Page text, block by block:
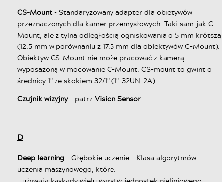
CS-Mount- Standaryzowany adapter dla obietywów
przeznaczonych dla kamer przemysłowych. Taki sam jak C-
Mount, ale z tylną odległością ogniskowania o 5 mm krótszą
(12.5 mm w porównaniu z 17.5 mm dla obiektywów C-Mount).
Obiektyw CS-Mount nie może pracować z kamerą
wyposażoną w mocowanie C-Mount. CS-mount to gwint o
średnicy 1" ze skokiem 32/1" (1"-32UN-2A).
Czujnik wizyjny- patrzVision Sensor
D
Deep learning- Głębokie uczenie - Klasa algorytmów
uczenia maszynowego, które: